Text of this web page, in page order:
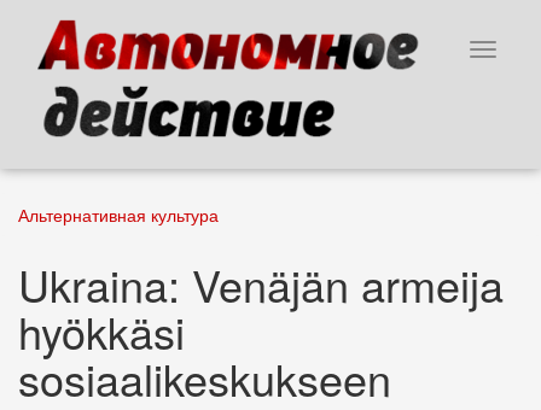
content
Toggle
Альтернативная культура
Ukraina: Venäjän armeija
hyökkäsi
sosiaalikeskukseen